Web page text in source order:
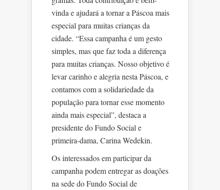
vinda e ajudará a tornar a Páscoa mais
especial para muitas crianças da
cidade. “Essa campanha é um gesto
simples, mas que faz toda a diferença
para muitas crianças. Nosso objetivo é
levar carinho e alegria nesta Páscoa, e
contamos com a solidariedade da
população para tornar esse momento
ainda mais especial”, destaca a
presidente do Fundo Social e
primeira-dama, Carina Wedekin.
Os interessados em participar da
campanha podem entregar as doações
na sede do Fundo Social de